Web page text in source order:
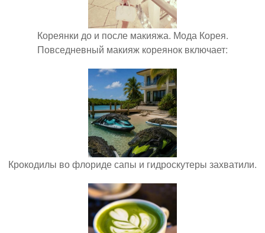
Кореянки до и после макияжа. Мода Корея.
Повседневный макияж кореянок включает:
Крокодилы во флориде сапы и гидроскутеры захватили.